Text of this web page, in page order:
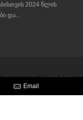
2024 წლის
და...
უფლება - 2008-2020.